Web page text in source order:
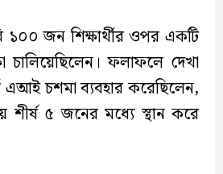
১০০ জন শিক্ষার্থীর ওপর একটি
ফলাফলে দেখা
এআই চশমা ব্যবহার করেছিলেন,
শীর্ষ ৫ জনের মধ্যে স্থান করে